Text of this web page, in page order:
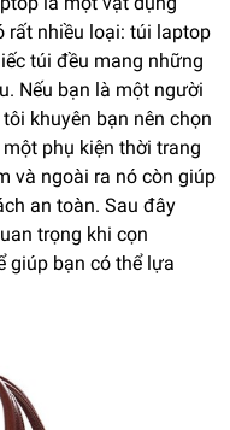
rất nhiều loại: túi laptop
túi đều mang những
Nếu bạn là một người
khuyên bạn nên chọn
phụ kiện thời trang
và ngoài ra nó còn giúp
an toàn. Sau đây
trọng khi cọn
giúp bạn có thể lựa